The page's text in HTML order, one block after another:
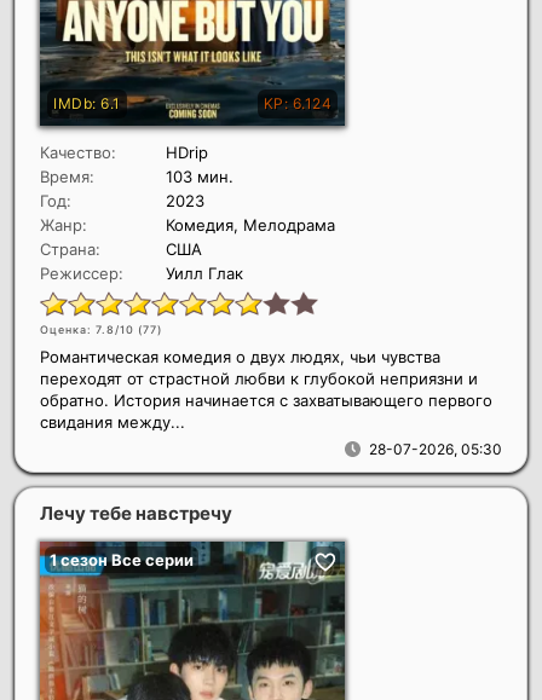
Качество:
HDrip
Время:
103 мин.
Год:
2023
Жанр:
Комедия, Мелодрама
Страна:
США
Режиссер:
Уилл Глак
Оценка: 7.8/10 (77)
28-07-2026, 05:30
Романтическая комедия о двух людях, чьи чувства
переходят от страстной любви к глубокой неприязни и
обратно. История начинается с захватывающего первого
свидания между...
Лечу тебе навстречу